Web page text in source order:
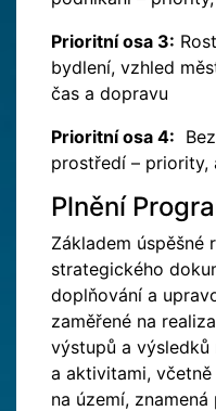
Prioritní osa 3:
bydlení, vzhled
čas a dopravu
Prioritní osa 4:
prostředí – priority,
Plnění
Základem úspěšné
strategického
doplňování a
zaměřené na
výstupů a výsledků
a aktivitami,
na území,